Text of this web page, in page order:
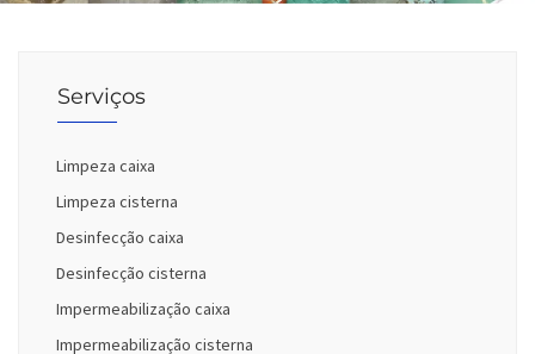
Serviços
Limpeza caixa
Limpeza cisterna
Desinfecção caixa
Desinfecção cisterna
Impermeabilização caixa
Impermeabilização cisterna